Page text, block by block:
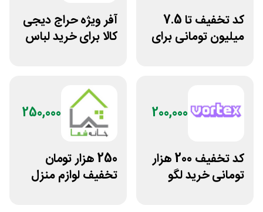
کد تخفیف تا 7.5
میلیون تومانی برای
آفر ویژه حراج دیجی
کالا برای خرید لباس
200,000
کد تخفیف 200 هزار
تومانی خرید لگو
250,000
250 هزار تومان
تخفیف لوازم منزل